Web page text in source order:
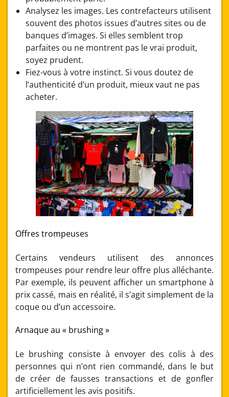
Analysez les images. Les contrefacteurs utilisent
souvent des photos issues d’autres sites ou de
banques d’images. Si elles semblent trop
parfaites ou ne montrent pas le vrai produit,
soyez prudent.
Fiez-vous à votre instinct. Si vous doutez de
l’authenticité d’un produit, mieux vaut ne pas
acheter.
Offres trompeuses
Certains vendeurs utilisent des annonces
trompeuses pour rendre leur offre plus alléchante.
Par exemple, ils peuvent afficher un smartphone à
prix cassé, mais en réalité, il s’agit simplement de la
coque ou d’un accessoire.
Arnaque au « brushing »
Le brushing consiste à envoyer des colis à des
personnes qui n’ont rien commandé, dans le but
de créer de fausses transactions et de gonfler
artificiellement les avis positifs.